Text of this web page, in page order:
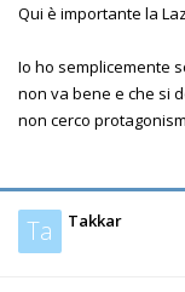
Qui è importante la
Io ho semplicemente
non va bene e che si
non cerco
Ta Takkar